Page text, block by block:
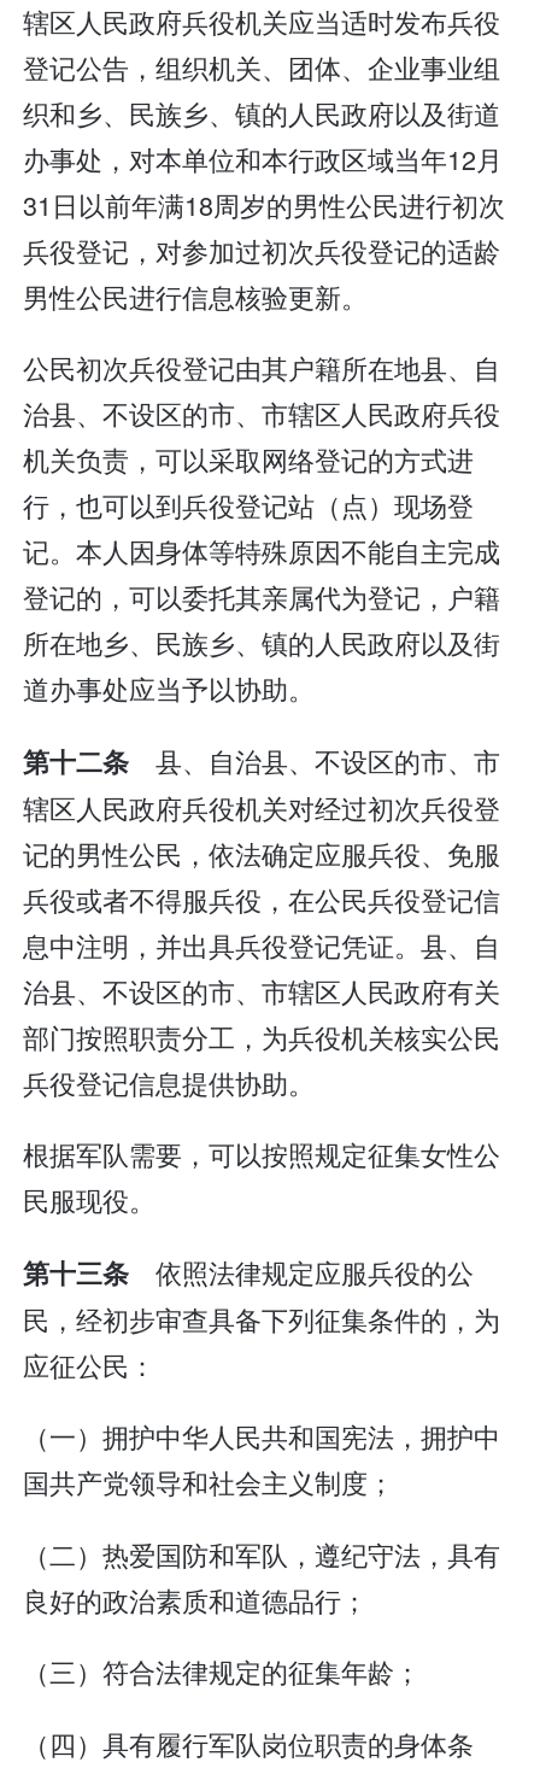
辖区人民政府兵役机关应当适时发布兵役
登记公告，组织机关、团体、企业事业组
织和乡、民族乡、镇的人民政府以及街道
办事处，对本单位和本行政区域当年12月
31日以前年满18周岁的男性公民进行初次
兵役登记，对参加过初次兵役登记的适龄
男性公民进行信息核验更新。
公民初次兵役登记由其户籍所在地县、自
治县、不设区的市、市辖区人民政府兵役
机关负责，可以采取网络登记的方式进
行，也可以到兵役登记站（点）现场登
记。本人因身体等特殊原因不能自主完成
登记的，可以委托其亲属代为登记，户籍
所在地乡、民族乡、镇的人民政府以及街
道办事处应当予以协助。
第十二条 县、自治县、不设区的市、市
辖区人民政府兵役机关对经过初次兵役登
记的男性公民，依法确定应服兵役、免服
兵役或者不得服兵役，在公民兵役登记信
息中注明，并出具兵役登记凭证。县、自
治县、不设区的市、市辖区人民政府有关
部门按照职责分工，为兵役机关核实公民
兵役登记信息提供协助。
根据军队需要，可以按照规定征集女性公
民服现役。
第十三条 依照法律规定应服兵役的公
民，经初步审查具备下列征集条件的，为
应征公民：
（一）拥护中华人民共和国宪法，拥护中
国共产党领导和社会主义制度；
（二）热爱国防和军队，遵纪守法，具有
良好的政治素质和道德品行；
（三）符合法律规定的征集年龄；
（四）具有履行军队岗位职责的身体条